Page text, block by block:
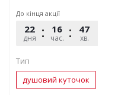
До кінця акції
22
дня
16
час.
47
хв.
Тип
душовий куточок